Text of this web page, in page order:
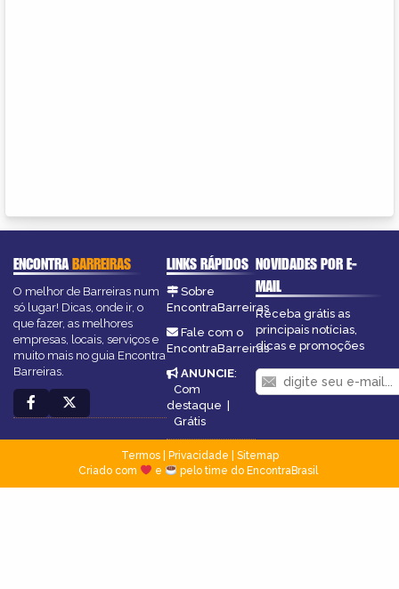
ENCONTRABARREIRAS
O melhor de Barreiras num
só lugar! Dicas, onde ir, o
que fazer, as melhores
empresas, locais, serviços e
muito mais no guia Encontra
Barreiras.
LINKS RÁPIDOS
Sobre
EncontraBarreiras
Fale com o
EncontraBarreiras
ANUNCIE:
Com
destaque
Grátis
NOVIDADES POR E-
MAIL
Receba grátis as
principais notícias,
dicas e promoções
Termos| Privacidade
Sitemap
Criado com
e pelo time do EncontraBrasil